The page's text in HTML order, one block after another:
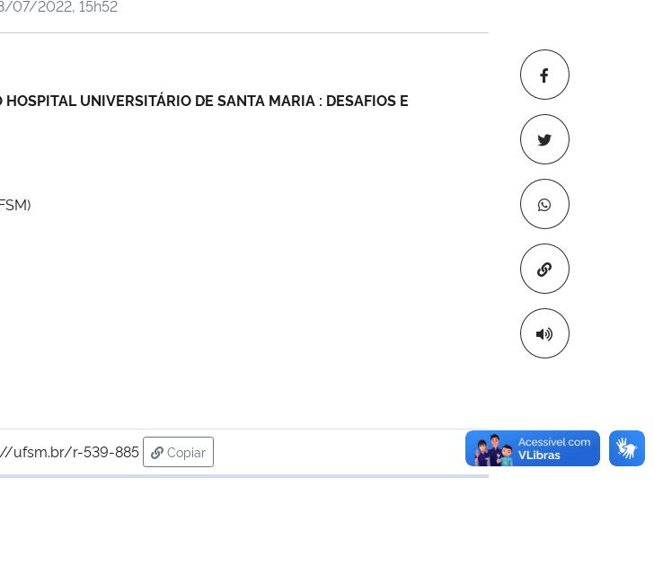
Copiar para
07/2022, 15h52
UNIVERSITÁRIO DE SANTA MARIA : DESAFIOS E
ufsm.br/r-539-885
Copiar
para área de transferência